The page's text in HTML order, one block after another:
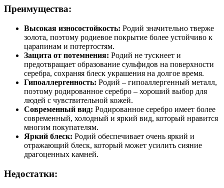
Преимущества:
Высокая износостойкость: Родий значительно тверже
золота, поэтому родиевое покрытие более устойчиво к
царапинам и потертостям.
Защита от потемнения: Родий не тускнеет и
предотвращает образование сульфидов на поверхности
серебра, сохраняя блеск украшения на долгое время.
Гипоаллергенность: Родий – гипоаллергенный металл,
поэтому родированное серебро – хороший выбор для
людей с чувствительной кожей.
Современный вид: Родированное серебро имеет более
современный, холодный и яркий вид, который нравится
многим покупателям.
Яркий блеск: Родий обеспечивает очень яркий и
отражающий блеск, который может усилить сияние
драгоценных камней.
Недостатки: